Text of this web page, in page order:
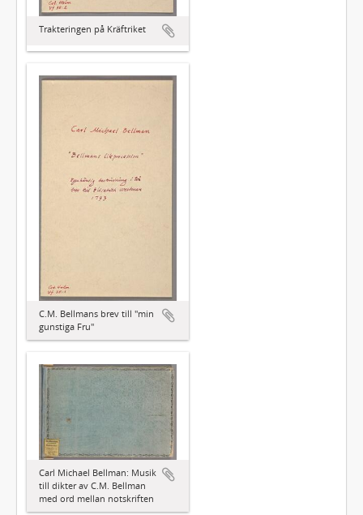
Trakteringen på Kräftriket
C.M. Bellmans brev till "min
gunstiga Fru"
Carl Michael Bellman: Musik
till dikter av C.M. Bellman
med ord mellan notskriften